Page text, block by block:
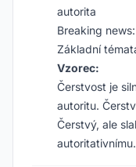
autorita
Breaking
Základní
Vzorec:
Čerstvost je
autoritu.
Čerstvý, ale
autoritativnímu.